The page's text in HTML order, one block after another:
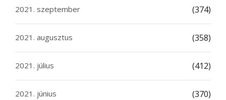
2021. szeptember (374)
2021. augusztus (358)
2021. július (412)
2021. június (370)